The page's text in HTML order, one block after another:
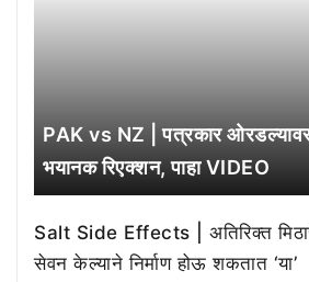
PAK vs NZ | पत्रकार
भयानक रिएक्शन, पाहा VIDEO
Salt Side Effects | अतिरिक्त
सेवन केल्याने निर्माण होऊ शकतात ‘या’